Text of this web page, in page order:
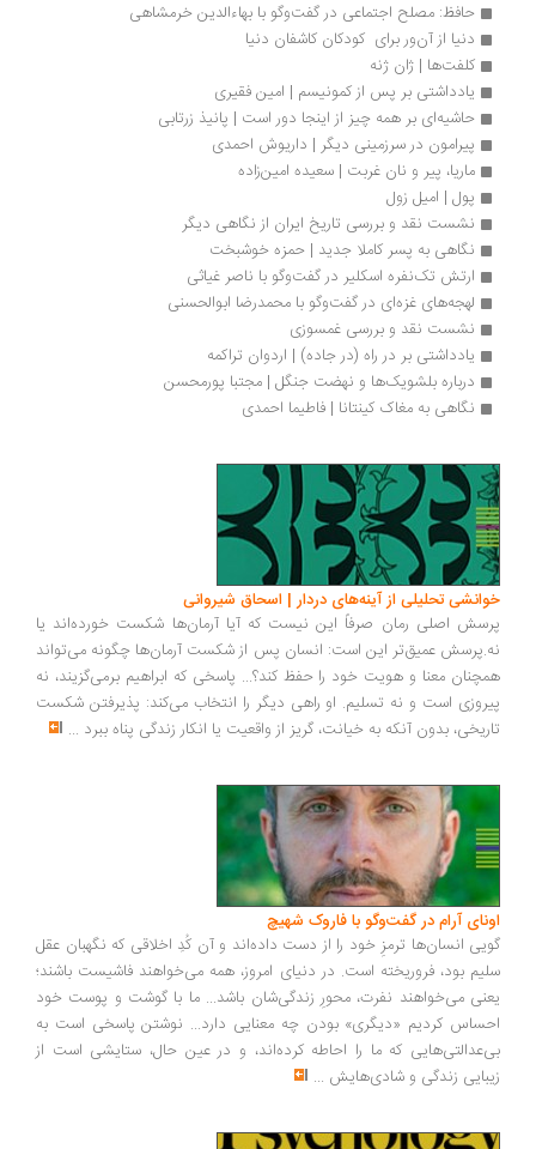
حافظ: مصلح اجتماعی در گفت‌وگو با بهاءالدین خرمشاهی
دنیا از آن‌ور برای  کودکان کاشفان دنیا
کلفت‌ها | ژان ژنه
یادداشتی بر پس از کمونیسم | امین فقیری
حاشیه‌ای بر همه چیز از اینجا دور است | پانیذ زرتابی
پیرامون در سرزمینی دیگر | داریوش احمدی
ماریا، پیر و نان غربت | سعیده امین‌زاده
پول | امیل زول
نشست نقد و بررسی تاریخ ایران از نگاهی دیگر
نگاهی به پسر کاملا جدید | حمزه خوشبخت
ارتش تک‌نفره اسکلیر در گفت‌وگو با ناصر غیاثی
لهجه‌های غزه‌ای در گفت‌وگو با محمدرضا ابوالحسنی
نشست نقد و بررسی غمسوزی
یادداشتی بر در راه (در جاده) | اردوان تراکمه
درباره بلشویک‌ها و نهضت جنگل | مجتبا پورمحسن
نگاهی به مغاک کینتانا | فاطیما احمدی
تحلیلی از آینه‌های دردار | اسحاق شیروانی
اصلی رمان صرفاً این نیست که آیا آرمان‌ها شکست خورده‌اند یا
عمیق‌تر این است: انسان پس از شکست آرمان‌ها چگونه می‌تواند
معنا و هویت خود را حفظ کند؟... پاسخی که ابراهیم برمی‌گزیند، نه
است و نه تسلیم. او راهی دیگر را انتخاب می‌کند: پذیرفتن شکست
بدون آنکه به خیانت، گریز از واقعیت یا انکار زندگی پناه ببرد...
آرام در گفت‌وگو با فاروک شهیچ‭
انسان‌ها ترمزِ خود را از دست داده‌اند و آن کُدِ اخلاقی که نگهبان عقل
بود، فروریخته است. در دنیای امروز، همه می‌خواهند فاشیست باشند؛
می‌خواهند نفرت، محورِ زندگی‌شان باشد... ما با گوشت و پوست خود
کردیم «دیگری» بودن چه معنایی دارد... نوشتن پاسخی است به
که ما را احاطه کرده‌اند، و در عین حال، ستایشی است از
زندگی و شادی‌هایش...